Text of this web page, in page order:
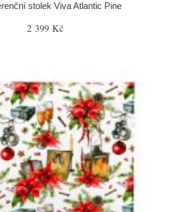
stolek Viva Atlantic Pine
2 399 Kč